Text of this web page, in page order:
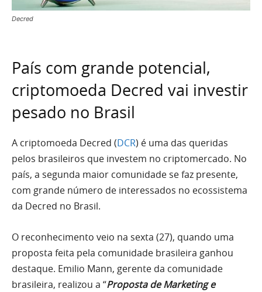
Decred
País com grande potencial,
criptomoeda Decred vai investir
pesado no Brasil
A criptomoeda Decred (DCR) é uma das queridas
pelos brasileiros que investem no criptomercado. No
país, a segunda maior comunidade se faz presente,
com grande número de interessados no ecossistema
da Decred no Brasil.
O reconhecimento veio na sexta (27), quando uma
proposta feita pela comunidade brasileira ganhou
destaque. Emilio Mann, gerente da comunidade
brasileira, realizou a “Proposta de Marketing e